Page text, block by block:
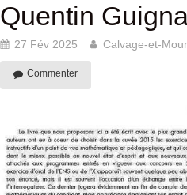
Quentin
27 Fév 2025 Calvage-et-
Commenter